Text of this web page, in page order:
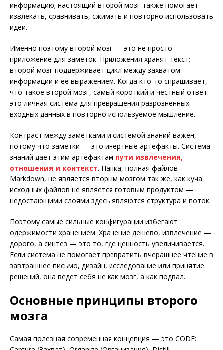
информацию; настоящий второй мозг также помогает
извлекать, сравнивать, сжимать и повторно использовать
идеи.
Именно поэтому второй мозг — это не просто
приложение для заметок. Приложения хранят текст;
второй мозг поддерживает цикл между захватом
информации и ее выражением. Когда кто-то спрашивает,
что такое второй мозг, самый короткий и честный ответ:
это личная система для превращения разрозненных
входных данных в повторно используемое мышление.
Контраст между заметками и системой знаний важен,
потому что заметки — это инертные артефакты. Система
знаний дает этим артефактам пути извлечения,
отношения и контекст. Папка, полная файлов
Markdown, не является вторым мозгом так же, как куча
исходных файлов не является готовым продуктом —
недостающими слоями здесь являются структура и поток.
Поэтому самые сильные конфигурации избегают
одержимости хранением. Хранение дешево, извлечение —
дорого, а синтез — это то, где ценность увеличивается.
Если система не помогает превратить вчерашнее чтение в
завтрашнее письмо, дизайн, исследование или принятие
решений, она ведет себя не как мозг, а как подвал.
Основные принципы второго
мозга
Самая полезная современная концепция — это CODE: